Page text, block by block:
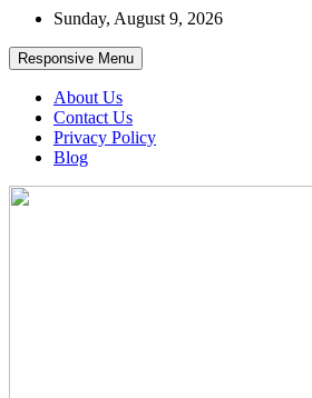
Skip
content
Sunday, August 9, 2026
Responsive Menu
About Us
Contact Us
Privacy Policy
Blog